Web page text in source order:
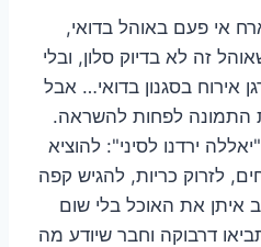
אי פעם באוהל בדואי,
זה לא בדיוק סלון, ובלי
אירוח בסגנון בדואי… אבל
התמונה לפחות להשראה.
ירדנו לסיני": להוציא
לזרוק כריות, להגיש קפה
איתן את האוכל בלי שום
דרבוקה וחבר שיודע מה